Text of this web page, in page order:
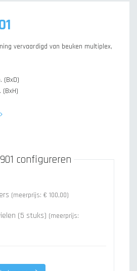
vervaardigd van beuken multiplex,
(BxD)
configureren
(meerprijs: € 100,00)
(5 stuks) (meerprijs: